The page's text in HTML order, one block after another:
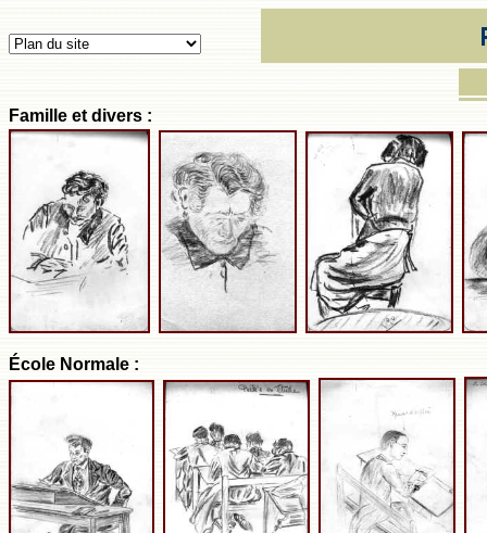
Famille et divers :
École Normale :